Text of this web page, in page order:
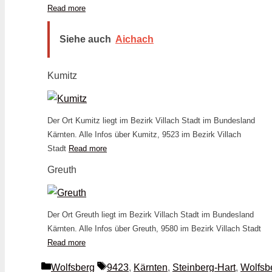
Read more
Siehe auch Aichach
Kumitz
Der Ort Kumitz liegt im Bezirk Villach Stadt im Bundesland
Kärnten. Alle Infos über Kumitz, 9523 im Bezirk Villach
Stadt Read more
Greuth
Der Ort Greuth liegt im Bezirk Villach Stadt im Bundesland
Kärnten. Alle Infos über Greuth, 9580 im Bezirk Villach Stadt
Read more
Kategorien
Wolfsberg Schlagwörter
9423, Kärnten, Steinberg-Hart,